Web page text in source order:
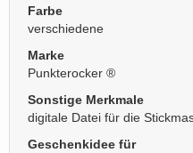
Farbe
verschiedene
Marke
Punkterocker ®
Sonstige Merkmale
digitale Datei für die
Geschenkidee für